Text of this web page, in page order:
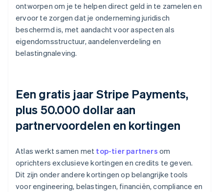
ontworpen om je te helpen direct geld in te zamelen en
ervoor te zorgen dat je onderneming juridisch
beschermd is, met aandacht voor aspecten als
eigendomsstructuur, aandelenverdeling en
belastingnaleving.
Een gratis jaar Stripe Payments,
plus 50.000 dollar aan
partnervoordelen en kortingen
Atlas werkt samen met top-tier partners om
oprichters exclusieve kortingen en credits te geven.
Dit zijn onder andere kortingen op belangrijke tools
voor engineering, belastingen, financiën, compliance en